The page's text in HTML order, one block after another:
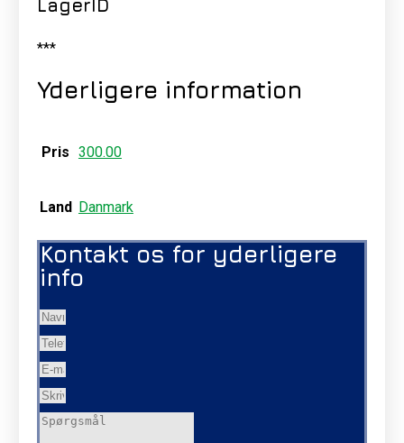
LagerID
***
Yderligere information
Pris 300.00
Land Danmark
Kontakt os for yderligere
info